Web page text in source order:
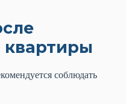
соблюдать